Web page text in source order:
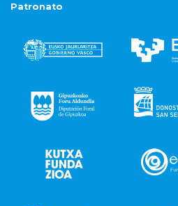
Patronato